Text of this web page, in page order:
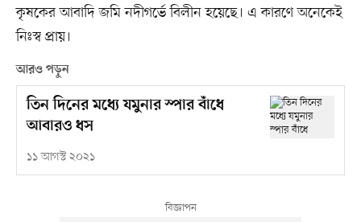
কৃষকের আবাদি জমি নদীগর্ভে বিলীন হয়েছে। এ কারণে অনেকেই
নিঃস্ব প্রায়।
আরও পড়ুন
তিন দিনের মধ্যে যমুনার স্পার বাঁধে
আবারও ধস
১১ আগস্ট ২০২১